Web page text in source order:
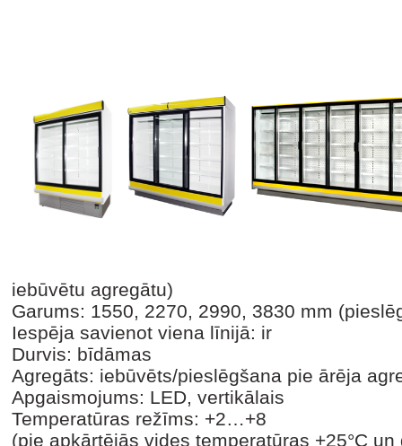
iebūvētu agregātu)
Garums: 1550, 2270, 2990, 3830 mm
Iespēja savienot viena līnijā: ir
Durvis: bīdāmas
Agregāts: iebūvēts/pieslēgšana pie ārēja
Apgaismojums: LED, vertikālais
Temperatūras režīms: +2…+8
(pie apkārtējās vides temperatūras +25°C